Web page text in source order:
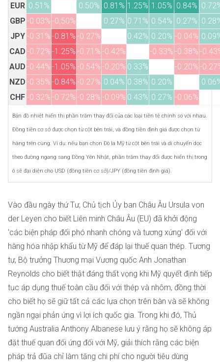
EUR 0.51% 0.50% 0.81% 1.25% 1.05% 0.84%
GBP -0.03% -0.50% 0.27% 0.71% 0.54% 0.27%
JPY -0.31% -0.81% -0.27% 0.42% 0.20% -0.04%
CAD -0.72% -1.25% -0.71% -0.42% -0.33% -0.38% -
AUD -0.44% -1.05% -0.54% -0.20% 0.33% -0.20% -
NZD -0.35% -0.84% -0.27% 0.04% 0.38% 0.20%
CHF -0.32% -0.72% -0.28% -0.09% 0.43% 0.27% -0.06%
Bản đồ nhiệt hiển thị phần trăm thay đổi của các loại tiền tệ chính so với nhau.
Đồng tiền cơ sở được chọn từ cột bên trái, và đồng tiền định giá được chọn từ
hàng trên cùng. Ví dụ: nếu bạn chọn Đô la Mỹ từ cột bên trái và di chuyển dọc
theo đường ngang sang Đồng Yên Nhật, phần trăm thay đổi được hiển thị trong
ô sẽ đại diện cho USD (đồng tiền cơ sở)/JPY (đồng tiền định giá).
Vào đầu ngày thứ Tư, Chủ tịch Ủy ban Châu Âu Ursula von
der Leyen cho biết Liên minh Châu Âu (EU) đã khởi động
'các biện pháp đối phó nhanh chóng và tương xứng' đối với
hàng hóa nhập khẩu từ Mỹ để đáp lại thuế quan thép. Tương
tự, Bộ trưởng Thương mại Vương quốc Anh Jonathan
Reynolds cho biết thật đáng thất vọng khi Mỹ quyết định tiếp
tục áp dụng thuế toàn cầu đối với thép và nhôm, đồng thời
cho biết họ sẽ giữ tất cả các lựa chọn trên bàn và sẽ không
ngần ngại phản ứng vì lợi ích quốc gia. Trong khi đó, Thủ
tướng Australia Anthony Albanese lưu ý rằng họ sẽ không áp
đặt thuế quan đối ứng đối với Mỹ, giải thích rằng các biện
pháp trả đũa chỉ làm tăng chi phí cho người tiêu dùng